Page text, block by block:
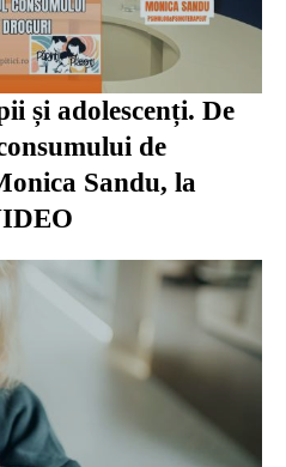
și adolescenți. De
de
Sandu, la